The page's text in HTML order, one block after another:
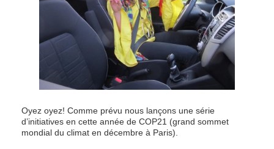
Oyez oyez! Comme prévu nous lançons une série
d’initiatives en cette année de COP21 (grand sommet
mondial du climat en décembre à Paris).